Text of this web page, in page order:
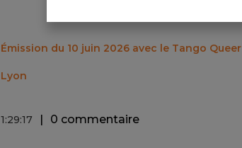
Émission du 10 juin 2026 avec le Tango Queer
Lyon
1:29:17 0 commentaire